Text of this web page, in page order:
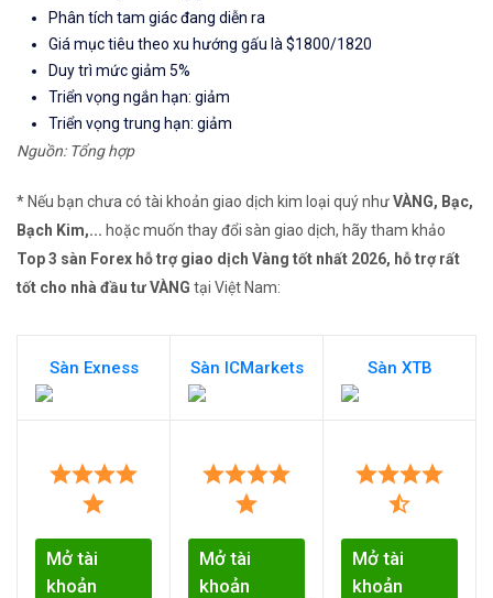
Phân tích tam giác đang diễn ra
Giá mục tiêu theo xu hướng gấu là $1800/1820
Duy trì mức giảm 5%
Triển vọng ngắn hạn: giảm
Triển vọng trung hạn: giảm
Nguồn: Tổng hợp
* Nếu bạn chưa có tài khoản giao dịch kim loại quý nhưVÀNG, Bạc,
Bạch Kim,... hoặc muốn thay đổi sàn giao dịch, hãy tham khảo
Top 3 sàn Forex hỗ trợ giao dịch Vàng tốt nhất 2026, hỗ trợ rất
tốt cho nhà đầu tư VÀNG tại Việt Nam:
Sàn Exness Sàn ICMarkets Sàn XTB
Mở tài
khoản
Mở tài
khoản
Mở tài
khoản